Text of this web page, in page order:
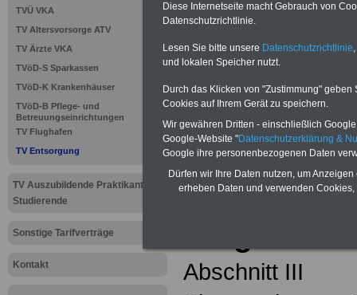
TVÜ VKA
TV Altersvorsorge ATV
TV Ärzte VKA
TVöD-S Sparkassen
TVöD-K Krankenhäuser
TVöD-B Pflege- und
Betreuungseinrichtungen
TV Flughafen
TV Entsorgung
TV Auszubildende Praktikanten
Studierende
Sonstige Tarifverträge
Kontakt
Entsorgung
TV
(TVöD/
TVöD-E: §
Abschnitt III
Diese Internetseite macht Gebrauch von
Datenschutzrichtlinie.
Lesen Sie bitte unsere Datenschutzrichtlinie
und lokalen Speicher nutzt.
Durch das Klicken von "Zustimmung"
Cookies auf Ihrem Gerät zu speichern.
Wir gewähren Dritten - einschließlich
Google-Website "Datenschutzerklärung &
Google ihre personenbezogenen Daten
Dürfen wir Ihre Daten nutzen, um
erheben Daten und verwenden